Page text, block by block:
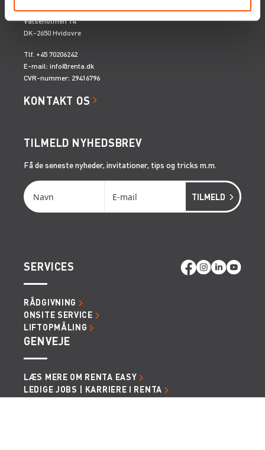
Renta A/S
Valseholmen 14
DK-2650 Hvidovre
Tlf. +45 70206242
E-mail: info@renta.dk
CVR-nummer: 29416796
KONTAKT OS
TILMELD NYHEDSBREV
Få de seneste nyheder, invitationer, tips og tricks m.m.
SERVICES
RÅDGIVNING
ONSITE SERVICE
LIFTOPMÅLING
GENVEJE
LÆS MERE OM RENTA EASY
LEDIGE JOBS | KARRIERE I RENTA